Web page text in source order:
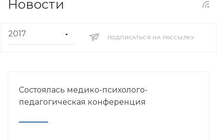
Новости
ПОДПИСАТЬСЯ НА РАССЫЛКУ
Состоялась медико-психолого-
педагогическая конференция